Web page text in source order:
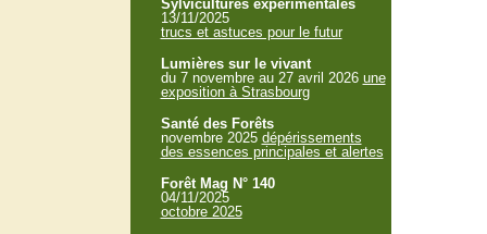
Sylvicultures expérimentales
13/11/2025
trucs et astuces pour le futur
Lumières sur le vivant
du 7 novembre au 27 avril 2026 une
exposition à Strasbourg
Santé des Forêts
novembre 2025 dépérissements
des essences principales et alertes
Forêt Mag N° 140
04/11/2025
octobre 2025